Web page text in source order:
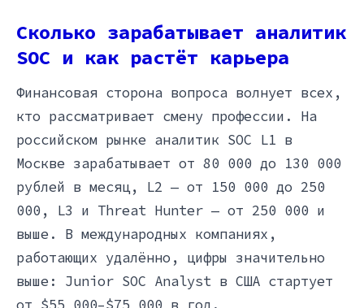
Сколько зарабатывает аналитик
SOC и как растёт карьера
Финансовая сторона вопроса волнует всех,
кто рассматривает смену профессии. На
российском рынке аналитик SOC L1 в
Москве зарабатывает от 80 000 до 130 000
рублей в месяц, L2 — от 150 000 до 250
000, L3 и Threat Hunter — от 250 000 и
выше. В международных компаниях,
работающих удалённо, цифры значительно
выше: Junior SOC Analyst в США стартует